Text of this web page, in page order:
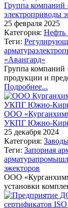
Группа компаний
электроприводы
25 февраля 2025
Категория: Нефть
Теги:
арматура
«Авангард»
Группа компаний
продукции и
Подробнее...
ООО
УКПГ Южно-
25 декабря 2024
Категория:
Теги: Запорная
арматура
эжекторов
ООО
установки